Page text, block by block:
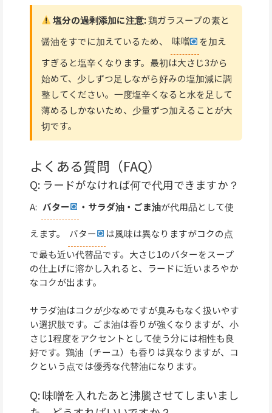
塩分の過剰添加に注意:鶏ガラスープの素と
醤油をすでに加えているため、
味噌
を加え
すぎると塩辛くなります。最初は大さじ3から
始めて、少しずつ足しながら好みの塩加減に調
整してください。一度塩辛くなると水を足して
薄めるしかないため、少量ずつ加えることが大
切です。
よくある質問（FAQ）
Q: ラードがなければ何で代用できますか？
A: バター ・サラダ油・ごま油が代用品として使
えます。 バター
は風味は異なりますがコクの点
で最も近い代替品です。大さじ1のバターをスープ
の仕上げに溶かし入れると、ラードに近いまろやか
なコクが出ます。
サラダ油はコクが少なめですが臭みもなく扱いやす
い選択肢です。ごま油は香りが強くなりますが、小
さじ1程度をアクセントとして使う分には相性も良
好です。鶏油（チーユ）も香りは異なりますが、コ
クという点では優秀な代替油になります。
Q: 味噌を入れたあと沸騰させてしまいまし